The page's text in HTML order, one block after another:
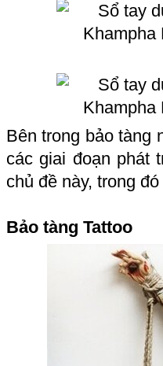
Bên trong bảo tàng
các giai đoạn phát
chủ đề này, trong
Bảo tàng Tattoo